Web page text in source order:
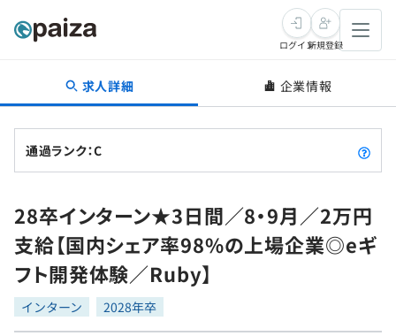
転職・キャリア
転職成功ガイド
転職エージェント
インタビュー
転職成功ガイド
新卒就活
求人検索
本選考
インターン
学習
問題集
プログラミング言語
ゲーム・マンガ
ログイン新規登録
求人詳細 企業情報
通過ランク：C
28卒インターン★3日間／8・9月／2万円
支給【国内シェア率98%の上場企業◎eギ
フト開発体験／Ruby】
インターン 2028年卒